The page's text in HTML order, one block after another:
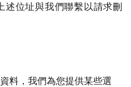
位址與我們聯繫以請求刪
料，我們為您提供某些選